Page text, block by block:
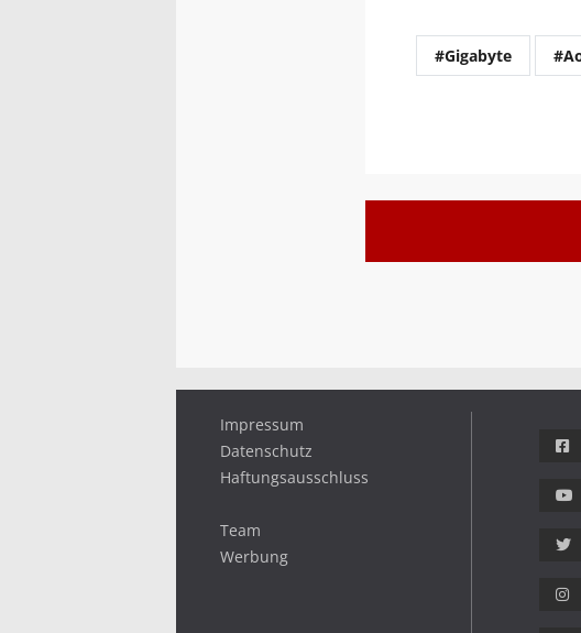
#Gigabyte
Impressum
Datenschutz
Haftungsausschluss
Team
Werbung